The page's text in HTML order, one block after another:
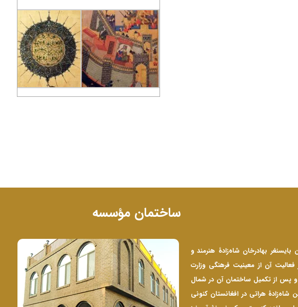
بایسنغر بهادرخان شاه‌زادۀ هنرمند و
آن از معینیت فرهنگی وزارت
اطلاعات و فرهنگ صادر شد. کار عملی فعالیت‌های مؤسسه از سال ۱۳۹۶ و پس از تکمیل ساختمان آن در شمال
شاه‌زادۀ هراتی در افغانستان کنونی
ساختمان مؤسسه